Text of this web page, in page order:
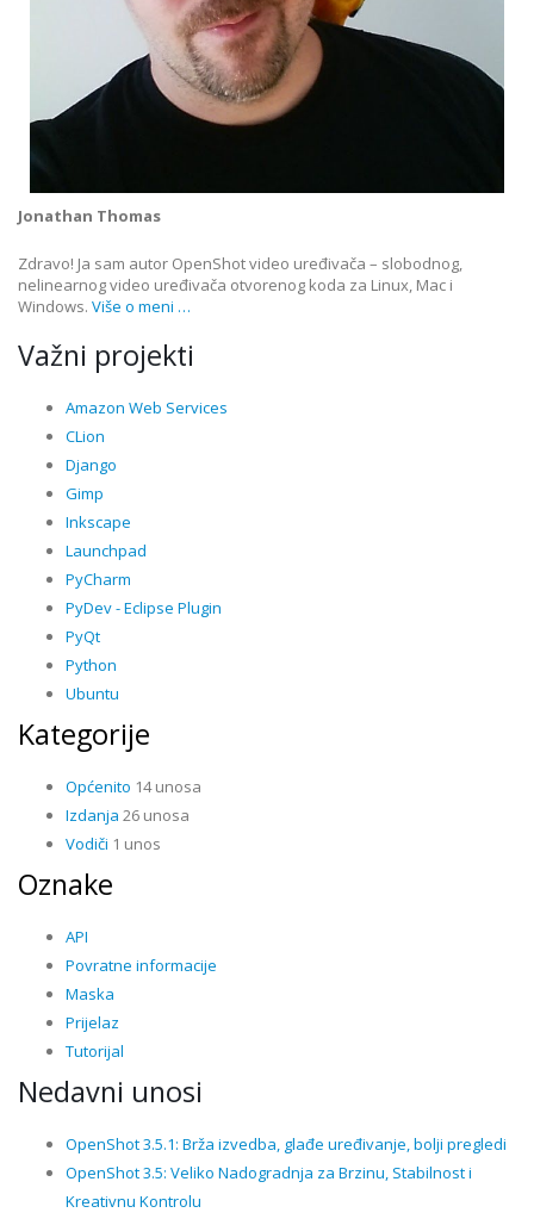
Jonathan Thomas
Zdravo! Ja sam autor OpenShot video uređivača – slobodnog,
nelinearnog video uređivača otvorenog koda za Linux, Mac i
Windows. Više o meni …
Važni projekti
Amazon Web Services
CLion
Django
Gimp
Inkscape
Launchpad
PyCharm
PyDev - Eclipse Plugin
PyQt
Python
Ubuntu
Kategorije
Općenito 14 unosa
Izdanja 26 unosa
Vodiči 1 unos
Oznake
API
Povratne informacije
Maska
Prijelaz
Tutorijal
Nedavni unosi
OpenShot 3.5.1: Brža izvedba, glađe uređivanje, bolji pregledi
OpenShot 3.5: Veliko Nadogradnja za Brzinu, Stabilnost i
Kreativnu Kontrolu